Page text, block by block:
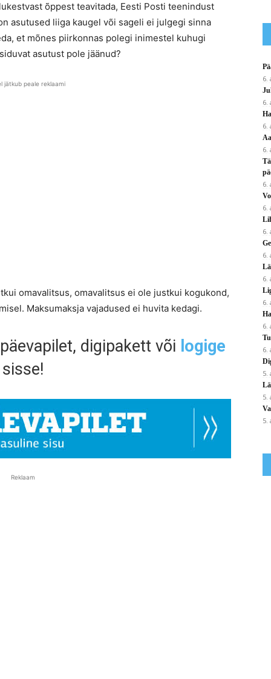
õppest teavitada, Eesti Posti teenindust
asutused liiga kaugel või sageli ei julgegi sinna
et mõnes piirkonnas polegi inimestel kuhugi
asutust pole jäänud?
jätkub peale reklaami
omavalitsus, omavalitsus ei ole justkui kogukond,
Maksumaksja vajadused ei huvita kedagi.
digipakett või logige
sisse!
Reklaam
6.
6.
6.
6.
6.
6.
6.
6.
6.
6.
6.
6.
5.
5.
5.